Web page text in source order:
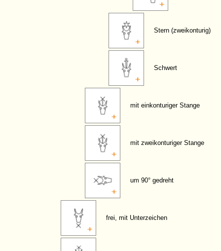
Stern (zweikonturig)
Schwert
mit einkonturiger Stange
mit zweikonturiger Stange
um 90° gedreht
frei, mit Unterzeichen